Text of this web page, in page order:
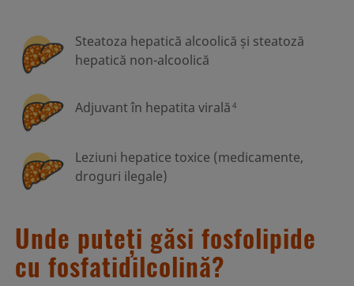
Steatoza hepatică alcoolică și steatoză
hepatică non-alcoolică
Adjuvant în hepatita virală 4
Leziuni hepatice toxice (medicamente,
droguri ilegale)
Unde puteți găsi fosfolipide
cu fosfatidilcolină?